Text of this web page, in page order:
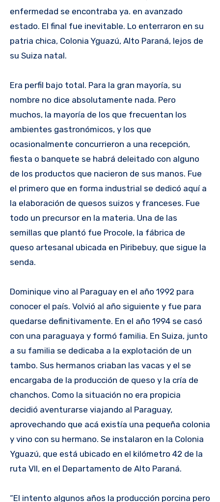
enfermedad se encontraba ya. en avanzado
estado. El final fue inevitable. Lo enterraron en su
patria chica, Colonia Yguazú, Alto Paraná, lejos de
su Suiza natal.
Era perfil bajo total. Para la gran mayoría, su
nombre no dice absolutamente nada. Pero
muchos, la mayoría de los que frecuentan los
ambientes gastronómicos, y los que
ocasionalmente concurrieron a una recepción,
fiesta o banquete se habrá deleitado con alguno
de los productos que nacieron de sus manos. Fue
el primero que en forma industrial se dedicó aquí a
la elaboración de quesos suizos y franceses. Fue
todo un precursor en la materia. Una de las
semillas que plantó fue Procole, la fábrica de
queso artesanal ubicada en Piribebuy, que sigue la
senda.
Dominique vino al Paraguay en el año 1992 para
conocer el país. Volvió al año siguiente y fue para
quedarse definitivamente. En el año 1994 se casó
con una paraguaya y formó familia. En Suiza, junto
a su familia se dedicaba a la explotación de un
tambo. Sus hermanos criaban las vacas y el se
encargaba de la producción de queso y la cría de
chanchos. Como la situación no era propicia
decidió aventurarse viajando al Paraguay,
aprovechando que acá existía una pequeña colonia
y vino con su hermano. Se instalaron en la Colonia
Yguazú, que está ubicado en el kilómetro 42 de la
ruta VII, en el Departamento de Alto Paraná.
“El intento algunos años la producción porcina pero